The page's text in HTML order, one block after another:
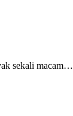
sekali macam…